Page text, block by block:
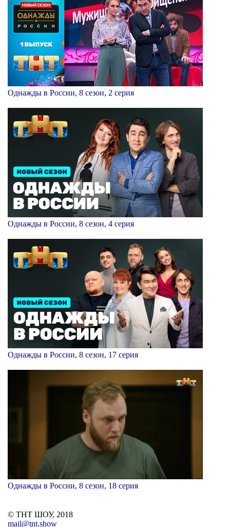
Однажды в России, 8 сезон, 2 серия
Однажды в России, 8 сезон, 4 серия
Однажды в России, 8 сезон, 17 серия
Однажды в России, 8 сезон, 18 серия
© ТНТ ШОУ, 2018
mail@tnt.show